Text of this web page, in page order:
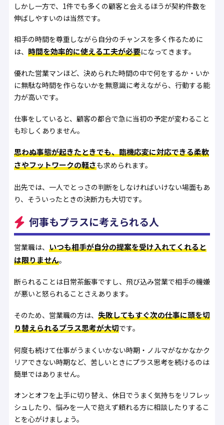
しかし一方で、1件でも多くの顧客と会えるほうが契約件数を
伸ばしやすいのは当然です。
相手の時間を尊重しながら自分のチャンスを多く作るために
は、 時間を効率的に使える工夫が必要になってきます。
優れた営業マンほど、決められた時間の中で何をするか・いか
に無駄な時間を作らないかを無意識に考えながら、行動する能
力が高いです。
仕事をしていると、顧客の都合で急に当初の予定が変わること
も珍しくありません。
思わぬ事態が起きたときでも、臨機応変に対応できる柔軟
さやフットワークの軽さも求められます。
出先では、一人でとっさの判断をしなければいけない場面もあ
り、そういったときの決断力も大切です。
何事もプラスに考えられる人
営業職は、 いつも相手が自分の提案を受け入れてくれると
は限りません。
断られることは日常茶飯事ですし、飛び込み営業で相手の機嫌
が悪いと怒られることさえあります。
そのため、営業職の方は、 失敗してもすぐ次の仕事に頭を切
り替えられるプラス思考が大切です。
何度も続けて仕事がうまくいかない時期・ノルマがなかなかク
リアできない時期など、苦しいときにプラス思考を続けるのは
簡単ではありません。
オンとオフを上手に切り替え、休日でうまく気持ちをリフレッ
シュしたり、悩みを一人で抱えず頼れる方に相談したりするこ
とを心がけましょう。